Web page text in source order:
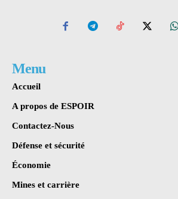
Menu
Accueil
A propos de ESPOIR
Contactez-Nous
Défense et sécurité
Économie
Mines et carrière